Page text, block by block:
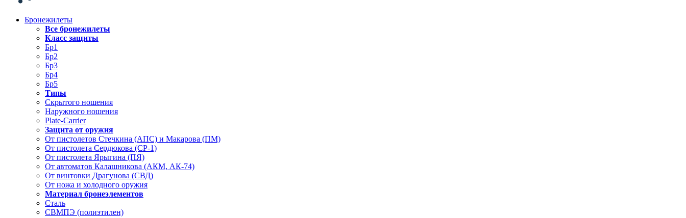
Бронежилеты
Все бронежилеты
Класс защиты
Бр1
Бр2
Бр3
Бр4
Бр5
Типы
Скрытого ношения
Наружного ношения
Plate-Carrier
Защита от оружия
От пистолетов Стечкина (АПС) и Макарова (ПМ)
От пистолета Сердюкова (СР-1)
От пистолета Ярыгина (ПЯ)
От автоматов Калашникова (АКМ, АК-74)
От винтовки Драгунова (СВД)
От ножа и холодного оружия
Материал бронеэлементов
Сталь
СВМПЭ (полиэтилен)